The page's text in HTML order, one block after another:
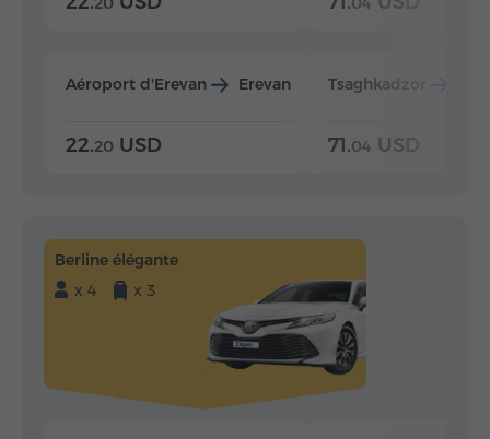
Aéroport d'Erevan Erevan
22.20 USD
Tsaghkadzor
71.04 USD
Berline élégante
x 4
x 3